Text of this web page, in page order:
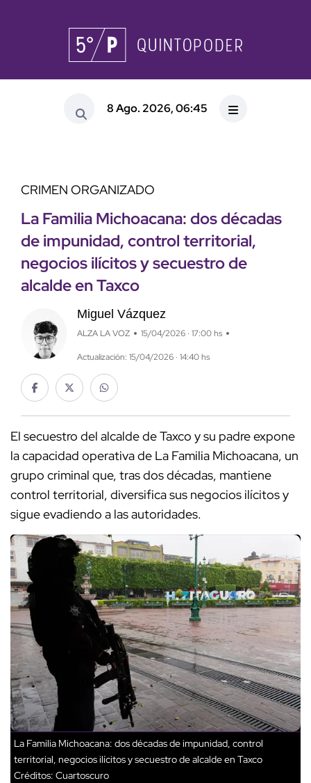
8 Ago. 2026, 06:45
CRIMEN ORGANIZADO
La Familia Michoacana: dos décadas
de impunidad, control territorial,
negocios ilícitos y secuestro de
alcalde en Taxco
Miguel Vázquez
ALZA LA VOZ 15/04/2026 · 17:00 hs
Actualización: 15/04/2026 · 14:40 hs
El secuestro del alcalde de Taxco y su padre expone
la capacidad operativa de La Familia Michoacana, un
grupo criminal que, tras dos décadas, mantiene
control territorial, diversifica sus negocios ilícitos y
sigue evadiendo a las autoridades.
La Familia Michoacana: dos décadas de impunidad, control
territorial, negocios ilícitos y secuestro de alcalde en Taxco
Créditos: Cuartoscuro